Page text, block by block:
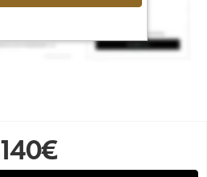
140€